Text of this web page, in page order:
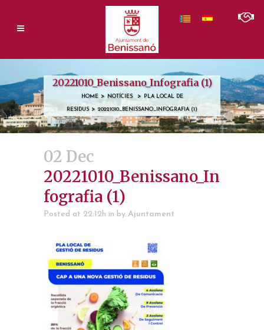
20221010_Benissano_Infografia (1)
HOME> NOTÍCIES > PLA LOCAL DE
RESIDUS> 20221010_BENISSANO_INFOGRAFIA (1)
02 Dec
20221010_Benissano_In
fografia (1)
Posted at 22:12h in by Ajuntament